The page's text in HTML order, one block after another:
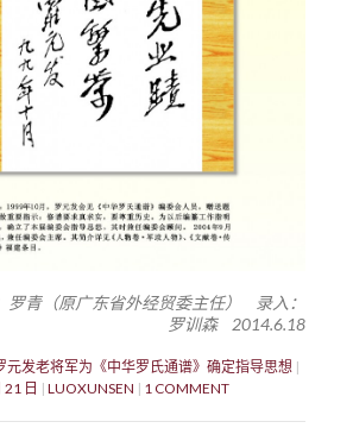
罗青（原广东省外经贸委主任） 录入：
罗训森 2014.6.18
元发老将军为《中华罗氏通谱》确定指导思想
日
LUOXUNSEN 1 COMMENT